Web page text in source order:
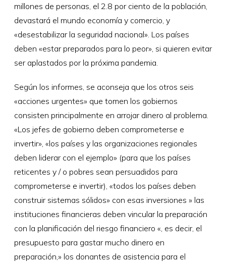
millones de personas, el 2.8 por ciento de la población,
devastará el mundo economía y comercio, y
«desestabilizar la seguridad nacional». Los países
deben «estar preparados para lo peor», si quieren evitar
ser aplastados por la próxima pandemia.
Según los informes, se aconseja que los otros seis
«acciones urgentes» que tomen los gobiernos
consisten principalmente en arrojar dinero al problema.
«Los jefes de gobierno deben comprometerse e
invertir», «los países y las organizaciones regionales
deben liderar con el ejemplo» (para que los países
reticentes y / o pobres sean persuadidos para
comprometerse e invertir), «todos los países deben
construir sistemas sólidos» con esas inversiones » las
instituciones financieras deben vincular la preparación
con la planificación del riesgo financiero «, es decir, el
presupuesto para gastar mucho dinero en
preparación,» los donantes de asistencia para el